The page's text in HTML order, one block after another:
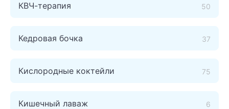
КВЧ-терапия 50
Кедровая бочка 37
Кислородные коктейли 75
Кишечный лаваж 6